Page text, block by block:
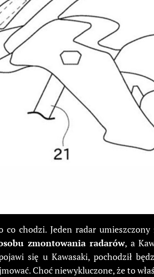
co chodzi. Jeden radar
zmontowania radarów, a
się u Kawasaki, pochodził
Choć niewykluczone, że to